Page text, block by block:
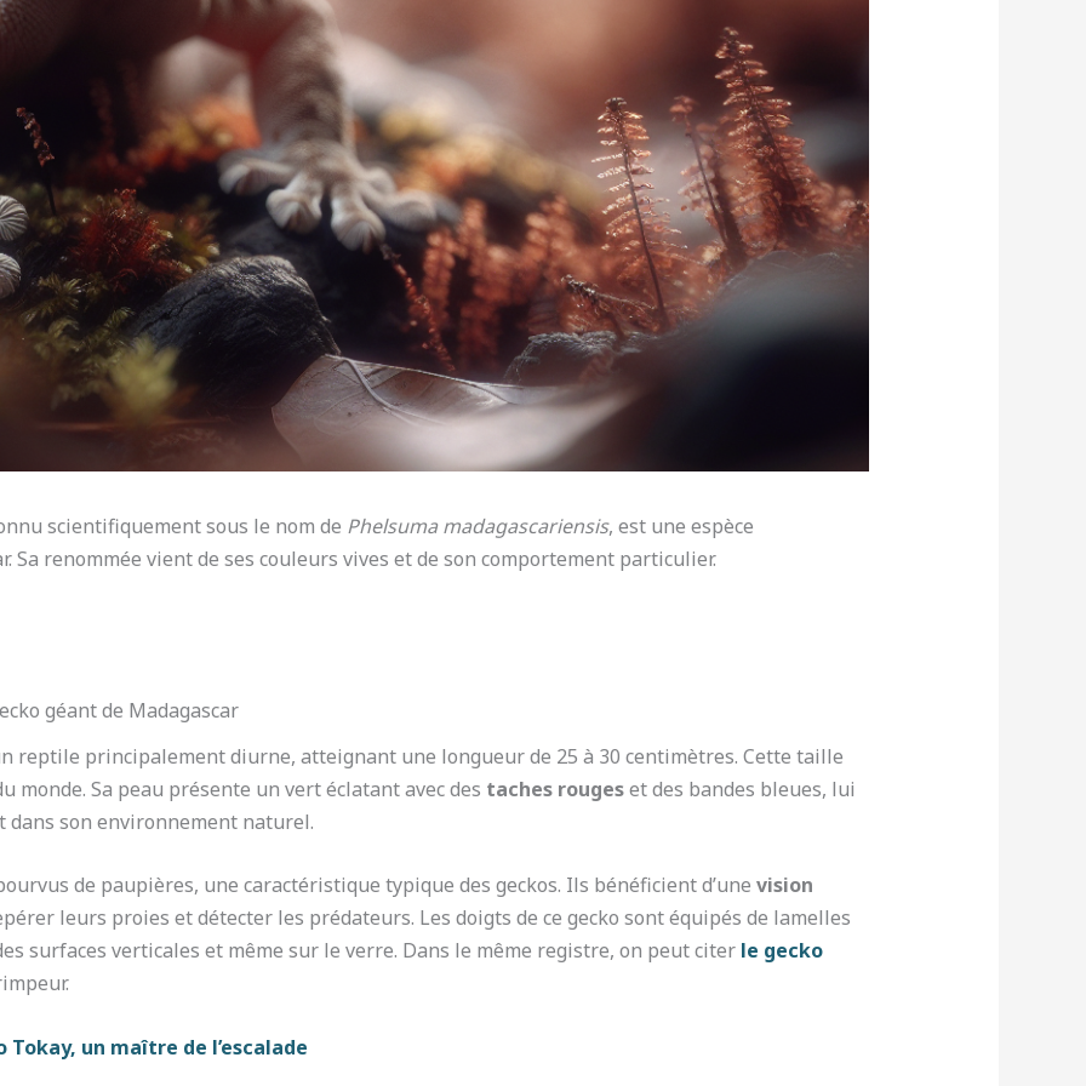
scientifiquement sous le nom de Phelsuma madagascariensis, est une espèce
Sa renommée vient de ses couleurs vives et de son comportement particulier.
géant de Madagascar
reptile principalement diurne, atteignant une longueur de 25 à 30 centimètres. Cette taille
monde. Sa peau présente un vert éclatant avec des taches rougeset des bandes bleues, lui
son environnement naturel.
de paupières, une caractéristique typique des geckos. Ils bénéficient d’une vision
leurs proies et détecter les prédateurs. Les doigts de ce gecko sont équipés de lamelles
surfaces verticales et même sur le verre. Dans le même registre, on peut citer le gecko
Tokay, un maître de l’escalade